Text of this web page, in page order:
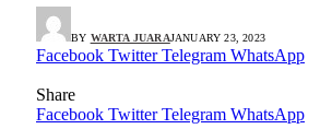
BY WARTA JUARAJANUARY 23, 2023
Facebook Twitter Telegram WhatsApp
Share
Facebook Twitter Telegram WhatsApp